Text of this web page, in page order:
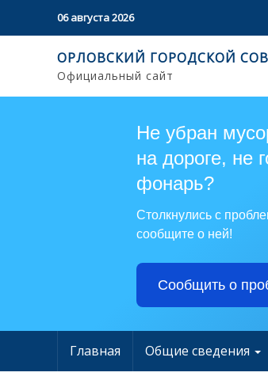
06 августа 2026
ОРЛОВСКИЙ ГОРОДСКОЙ
Официальный сайт
Не убран
на дороге, не
фонарь?
Столкнулись с
сообщите о ней!
Сообщить о
Главная Общие сведения